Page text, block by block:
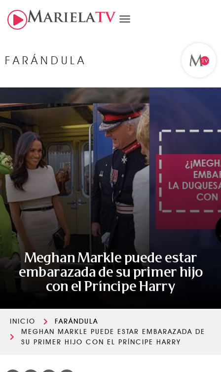
FARÁNDULA
Meghan Markle puede estar
embarazada de su primer hijo
con el Príncipe Harry
INICIO
FARÁNDULA
MEGHAN MARKLE PUEDE ESTAR EMBARAZADA DE
SU PRIMER HIJO CON EL PRÍNCIPE HARRY